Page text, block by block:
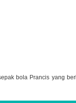
bola Prancis yang